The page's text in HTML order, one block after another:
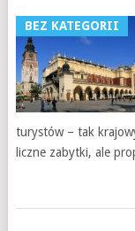
BEZ KATEGORII
turystów – tak
liczne zabytki, ale